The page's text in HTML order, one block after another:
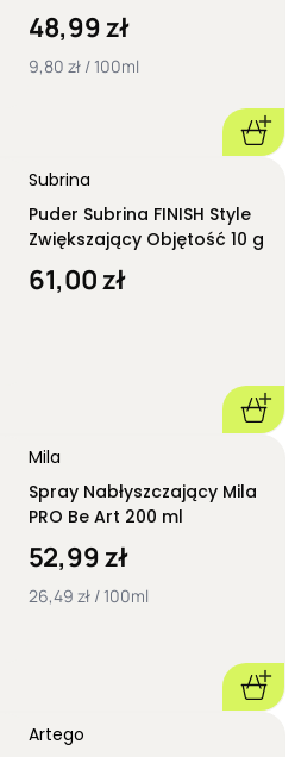
48,99 zł
9,80 zł / 100ml
Subrina
Puder Subrina FINISH Style
Zwiększający Objętość 10 g
61,00 zł
Mila
Spray Nabłyszczający Mila
PRO Be Art 200 ml
52,99 zł
26,49 zł / 100ml
Artego